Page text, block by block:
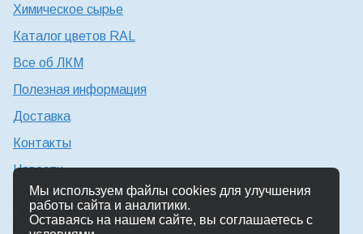
Химическое сырье
Каталог цветов RAL
Все об ЛКМ
Полезная информация
Доставка
Контакты
Новости
Консультация технолога
Работа в Химтэк
Мы используем файлы cookies для улучшения
работы сайта и аналитики.
Оставаясь на нашем сайте, вы соглашаетесь с